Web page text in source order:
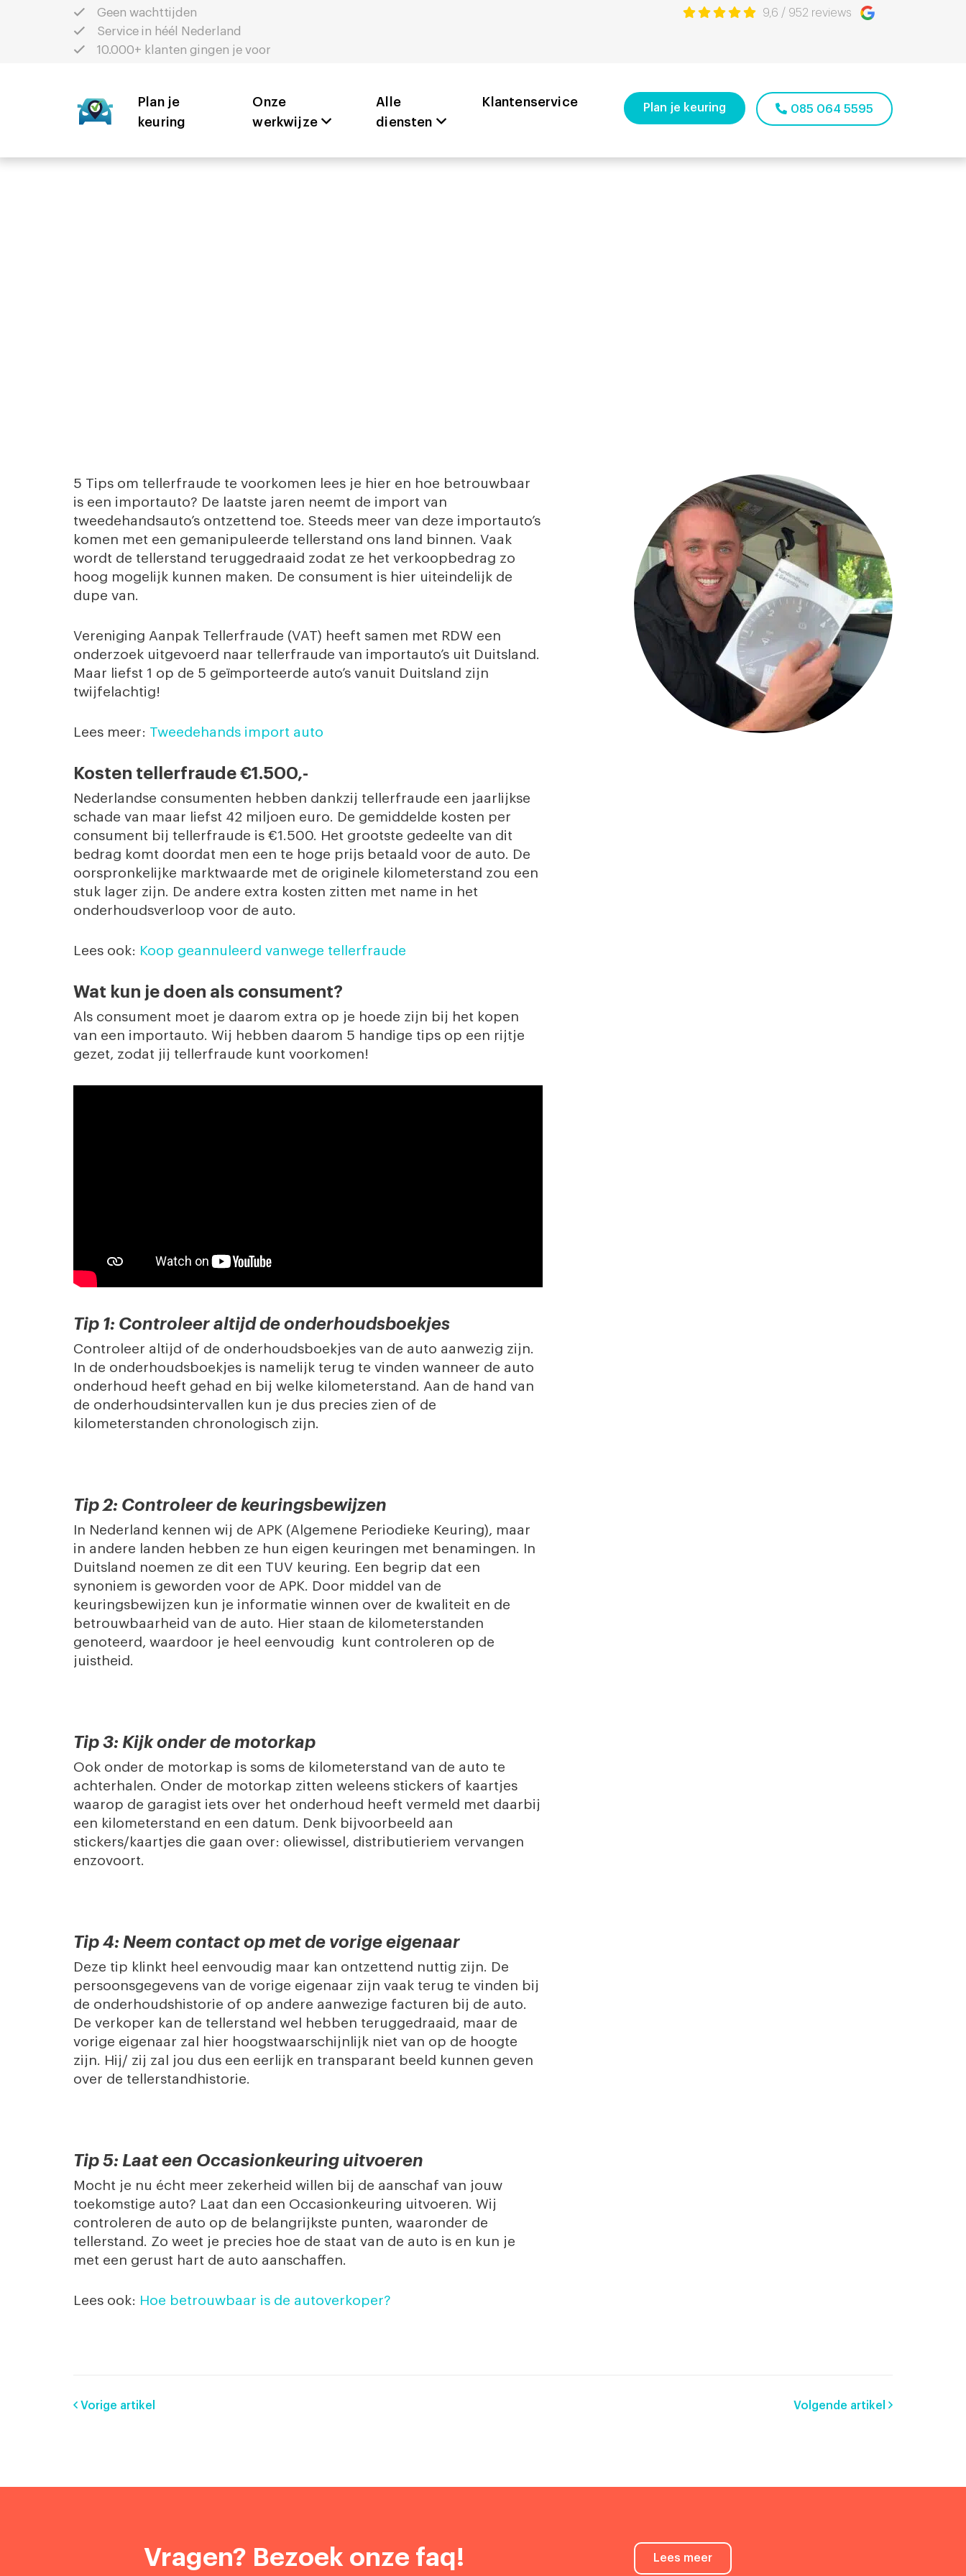
Geen wachttijden
Service in héél Nederland
10.000+ klanten gingen je voor
9,6 / 952 reviews
Plan je
keuring
Onze
werkwijze
Alle
diensten
Klantenservice Plan je keuring 085 064 5595
5 Tips om tellerfraude te
5 Tips om tellerfraude te voorkomen lees je hier en hoe betrouwbaar
is een importauto? De laatste jaren neemt de import van
tweedehandsauto’s ontzettend toe. Steeds meer van deze importauto’s
komen met een gemanipuleerde tellerstand ons land binnen. Vaak
wordt de tellerstand teruggedraaid zodat ze het verkoopbedrag zo
hoog mogelijk kunnen maken. De consument is hier uiteindelijk de
dupe van.
Vereniging Aanpak Tellerfraude (VAT) heeft samen met RDW een
onderzoek uitgevoerd naar tellerfraude van importauto’s uit Duitsland.
Maar liefst 1 op de 5 geïmporteerde auto’s vanuit Duitsland zijn
twijfelachtig!
Lees meer: Tweedehands import auto
Kosten tellerfraude €1.500,-
Nederlandse consumenten hebben dankzij tellerfraude een jaarlijkse
schade van maar liefst 42 miljoen euro. De gemiddelde kosten per
consument bij tellerfraude is €1.500. Het grootste gedeelte van dit
bedrag komt doordat men een te hoge prijs betaald voor de auto. De
oorspronkelijke marktwaarde met de originele kilometerstand zou een
stuk lager zijn. De andere extra kosten zitten met name in het
onderhoudsverloop voor de auto.
Lees ook: Koop geannuleerd vanwege tellerfraude
Wat kun je doen als consument?
Als consument moet je daarom extra op je hoede zijn bij het kopen
van een importauto. Wij hebben daarom 5 handige tips op een rijtje
gezet, zodat jij tellerfraude kunt voorkomen!
Tip 1: Controleer altijd de onderhoudsboekjes
Controleer altijd of de onderhoudsboekjes van de auto aanwezig zijn.
In de onderhoudsboekjes is namelijk terug te vinden wanneer de auto
onderhoud heeft gehad en bij welke kilometerstand. Aan de hand van
de onderhoudsintervallen kun je dus precies zien of de
kilometerstanden chronologisch zijn.
Tip 2: Controleer de keuringsbewijzen
In Nederland kennen wij de APK (Algemene Periodieke Keuring), maar
in andere landen hebben ze hun eigen keuringen met benamingen. In
Duitsland noemen ze dit een TUV keuring. Een begrip dat een
synoniem is geworden voor de APK. Door middel van de
keuringsbewijzen kun je informatie winnen over de kwaliteit en de
betrouwbaarheid van de auto. Hier staan de kilometerstanden
genoteerd, waardoor je heel eenvoudig kunt controleren op de
juistheid.
Tip 3: Kijk onder de motorkap
Ook onder de motorkap is soms de kilometerstand van de auto te
achterhalen. Onder de motorkap zitten weleens stickers of kaartjes
waarop de garagist iets over het onderhoud heeft vermeld met daarbij
een kilometerstand en een datum. Denk bijvoorbeeld aan
stickers/kaartjes die gaan over: oliewissel, distributieriem vervangen
enzovoort.
Tip 4: Neem contact op met de vorige eigenaar
Deze tip klinkt heel eenvoudig maar kan ontzettend nuttig zijn. De
persoonsgegevens van de vorige eigenaar zijn vaak terug te vinden bij
de onderhoudshistorie of op andere aanwezige facturen bij de auto.
De verkoper kan de tellerstand wel hebben teruggedraaid, maar de
vorige eigenaar zal hier hoogstwaarschijnlijk niet van op de hoogte
zijn. Hij/ zij zal jou dus een eerlijk en transparant beeld kunnen geven
over de tellerstandhistorie.
Tip 5: Laat een Occasionkeuring uitvoeren
Mocht je nu écht meer zekerheid willen bij de aanschaf van jouw
toekomstige auto? Laat dan een Occasionkeuring uitvoeren. Wij
controleren de auto op de belangrijkste punten, waaronder de
tellerstand. Zo weet je precies hoe de staat van de auto is en kun je
met een gerust hart de auto aanschaffen.
Lees ook: Hoe betrouwbaar is de autoverkoper?
Vorige artikel Volgende artikel
Vragen? Bezoek onze faq! Lees meer